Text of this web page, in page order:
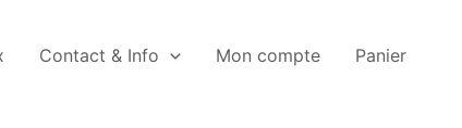
Contact & Info Mon compte Panier